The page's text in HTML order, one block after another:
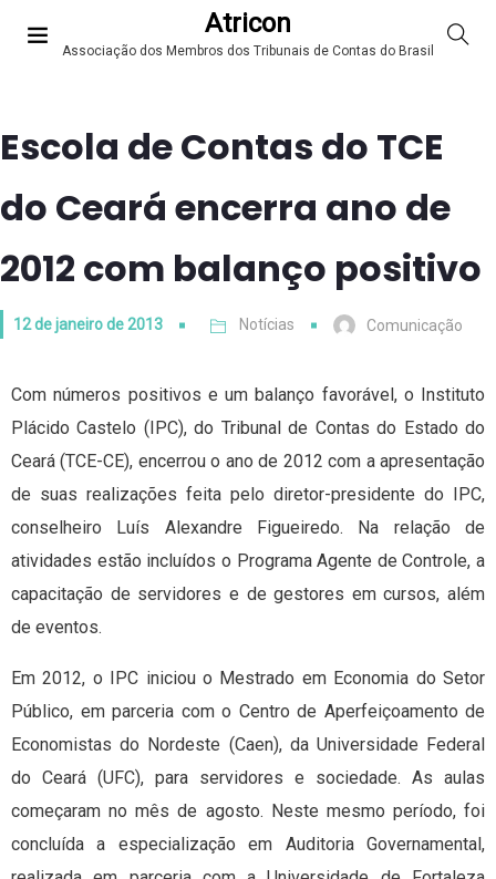
Atricon
Associação dos Membros dos Tribunais de Contas do Brasil
Escola de Contas do TCE
do Ceará encerra ano de
2012 com balanço positivo
12 de janeiro de 2013 Notícias Comunicação
Com números positivos e um balanço favorável, o Instituto
Plácido Castelo (IPC), do Tribunal de Contas do Estado do
Ceará (TCE-CE), encerrou o ano de 2012 com a apresentação
de suas realizações feita pelo diretor-presidente do IPC,
conselheiro Luís Alexandre Figueiredo. Na relação de
atividades estão incluídos o Programa Agente de Controle, a
capacitação de servidores e de gestores em cursos, além
de eventos.
Em 2012, o IPC iniciou o Mestrado em Economia do Setor
Público, em parceria com o Centro de Aperfeiçoamento de
Economistas do Nordeste (Caen), da Universidade Federal
do Ceará (UFC), para servidores e sociedade. As aulas
começaram no mês de agosto. Neste mesmo período, foi
concluída a especialização em Auditoria Governamental,